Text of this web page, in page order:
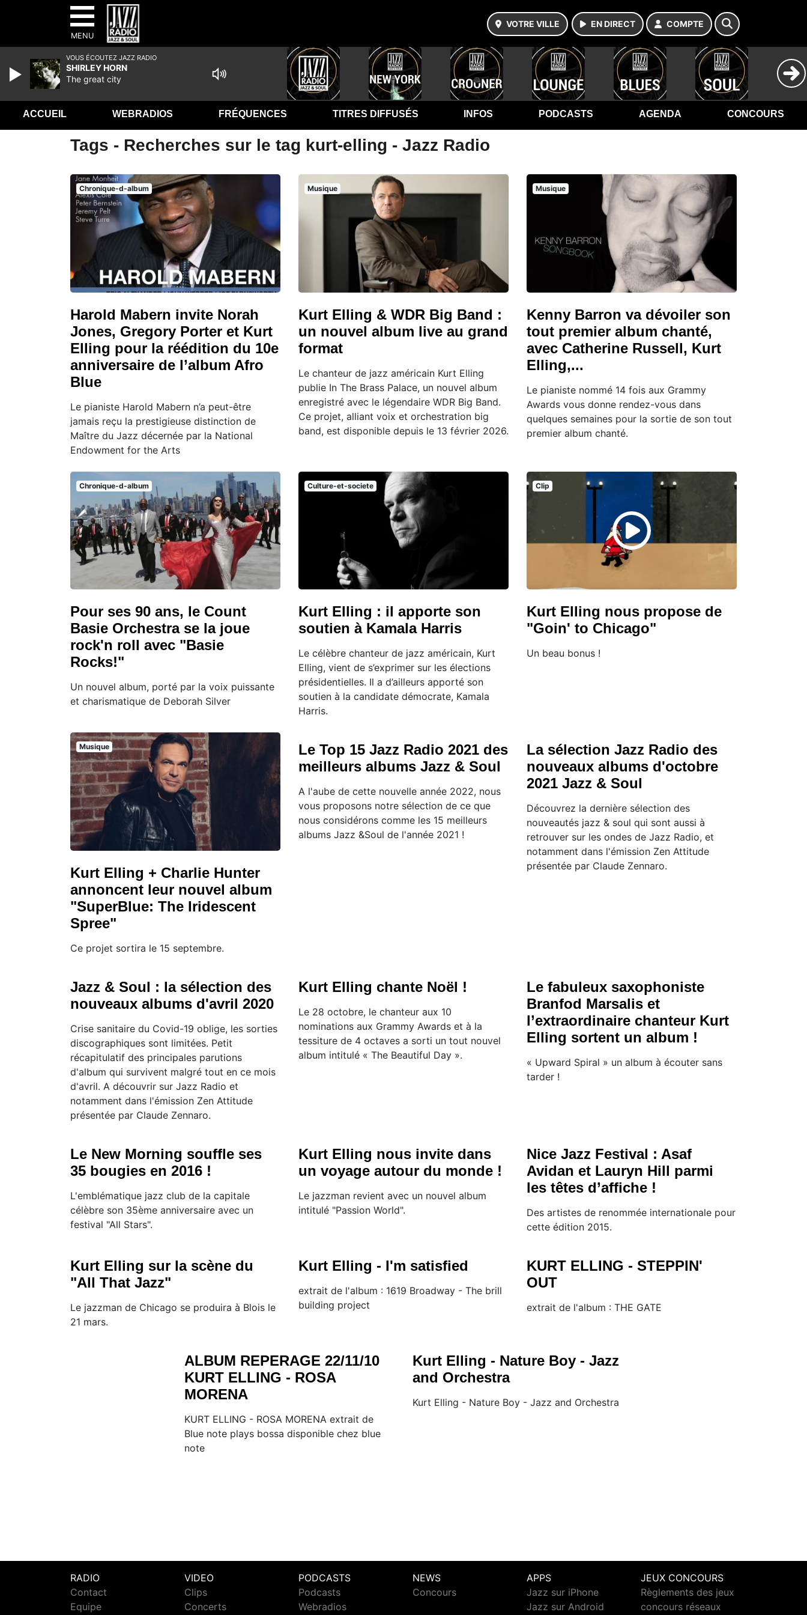
MENU
VOTRE VILLE EN DIRECT COMPTE
ACCUEIL WEBRADIOS FRÉQUENCES TITRES DIFFUSÉS INFOS PODCASTS AGENDA CONCOURS
Tags - Recherches sur le tag kurt-elling - Jazz Radio
Chronique-d-album
Harold Mabern invite Norah
Jones, Gregory Porter et Kurt
Elling pour la réédition du 10e
anniversaire de l’album Afro
Blue
Le pianiste Harold Mabern n’a peut-être
jamais reçu la prestigieuse distinction de
Maître du Jazz décernée par la National
Endowment for the Arts
Musique
Kurt Elling & WDR Big Band :
un nouvel album live au grand
format
Le chanteur de jazz américain Kurt Elling
publie In The Brass Palace, un nouvel album
enregistré avec le légendaire WDR Big Band.
Ce projet, alliant voix et orchestration big
band, est disponible depuis le 13 février 2026.
Musique
Kenny Barron va dévoiler son
tout premier album chanté,
avec Catherine Russell, Kurt
Elling,...
Le pianiste nommé 14 fois aux Grammy
Awards vous donne rendez-vous dans
quelques semaines pour la sortie de son tout
premier album chanté.
Chronique-d-album
Pour ses 90 ans, le Count
Basie Orchestra se la joue
rock'n roll avec "Basie
Rocks!"
Un nouvel album, porté par la voix puissante
et charismatique de Deborah Silver
Culture-et-societe
Kurt Elling : il apporte son
soutien à Kamala Harris
Le célèbre chanteur de jazz américain, Kurt
Elling, vient de s’exprimer sur les élections
présidentielles. Il a d’ailleurs apporté son
soutien à la candidate démocrate, Kamala
Harris.
Clip
Kurt Elling nous propose de
"Goin' to Chicago"
Un beau bonus !
Musique
Kurt Elling + Charlie Hunter
annoncent leur nouvel album
"SuperBlue: The Iridescent
Spree"
Ce projet sortira le 15 septembre.
Le Top 15 Jazz Radio 2021 des
meilleurs albums Jazz & Soul
A l'aube de cette nouvelle année 2022, nous
vous proposons notre sélection de ce que
nous considérons comme les 15 meilleurs
albums Jazz &Soul de l'année 2021 !
La sélection Jazz Radio des
nouveaux albums d'octobre
2021 Jazz & Soul
Découvrez la dernière sélection des
nouveautés jazz & soul qui sont aussi à
retrouver sur les ondes de Jazz Radio, et
notamment dans l'émission Zen Attitude
présentée par Claude Zennaro.
Jazz & Soul : la sélection des
nouveaux albums d'avril 2020
Crise sanitaire du Covid-19 oblige, les sorties
discographiques sont limitées. Petit
récapitulatif des principales parutions
d'album qui survivent malgré tout en ce mois
d'avril. A découvrir sur Jazz Radio et
notamment dans l'émission Zen Attitude
présentée par Claude Zennaro.
Kurt Elling chante Noël !
Le 28 octobre, le chanteur aux 10
nominations aux Grammy Awards et à la
tessiture de 4 octaves a sorti un tout nouvel
album intitulé « The Beautiful Day ».
Le fabuleux saxophoniste
Branfod Marsalis et
l’extraordinaire chanteur Kurt
Elling sortent un album !
« Upward Spiral » un album à écouter sans
tarder !
Le New Morning souffle ses
35 bougies en 2016 !
L'emblématique jazz club de la capitale
célèbre son 35ème anniversaire avec un
festival "All Stars".
Kurt Elling nous invite dans
un voyage autour du monde !
Le jazzman revient avec un nouvel album
intitulé "Passion World".
Nice Jazz Festival : Asaf
Avidan et Lauryn Hill parmi
les têtes d’affiche !
Des artistes de renommée internationale pour
cette édition 2015.
Kurt Elling sur la scène du
"All That Jazz"
Le jazzman de Chicago se produira à Blois le
21 mars.
Kurt Elling - I'm satisfied
extrait de l'album : 1619 Broadway - The brill
building project
KURT ELLING - STEPPIN'
OUT
extrait de l'album : THE GATE
ALBUM REPERAGE 22/11/10
KURT ELLING - ROSA
MORENA
KURT ELLING - ROSA MORENA extrait de
Blue note plays bossa disponible chez blue
note
Kurt Elling - Nature Boy - Jazz
and Orchestra
Kurt Elling - Nature Boy - Jazz and Orchestra
RADIO
Contact
Equipe
VIDEO
Clips
Concerts
PODCASTS
Podcasts
Webradios
NEWS
Concours
APPS
Jazz sur iPhone
Jazz sur Android
JEUX CONCOURS
Règlements des jeux
concours réseaux
VOUS ÉCOUTEZ JAZZ RADIO
SHIRLEY HORN
The great city